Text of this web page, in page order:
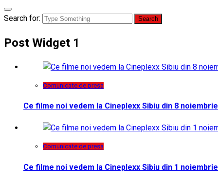
Search for:
Post Widget 1
Comunicate de presa
Ce filme noi vedem la Cineplexx Sibiu din 8 noiembrie
Comunicate de presa
Ce filme noi vedem la Cineplexx Sibiu din 1 noiembrie